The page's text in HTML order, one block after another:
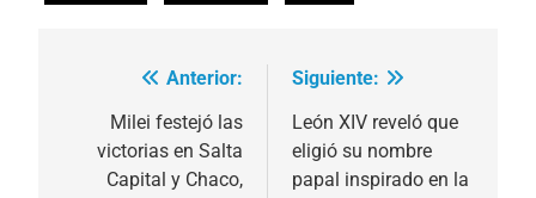
Navegación
entradas
Anterior:
Milei festejó las
victorias en Salta
Capital y Chaco,
Siguiente:
León XIV reveló que
eligió su nombre
papal inspirado en la